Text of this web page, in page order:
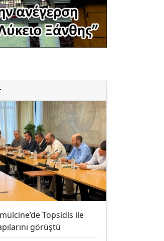
Topsidis ile
görüştü